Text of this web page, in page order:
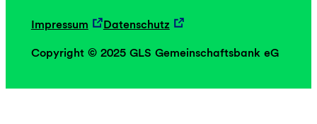
Impressum Datenschutz
Copyright © 2025 GLS Gemeinschaftsbank eG